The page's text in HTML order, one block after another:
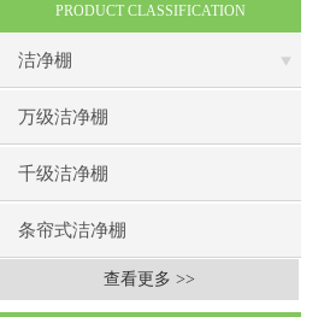
PRODUCT CLASSIFICATION
洁净棚
万级洁净棚
千级洁净棚
条帘式洁净棚
查看更多 >>